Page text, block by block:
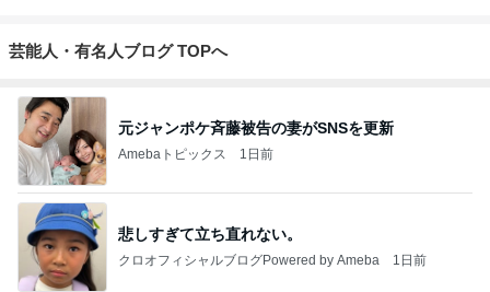
芸能人・有名人ブログ TOPへ
元ジャンポケ斉藤被告の妻がSNSを更新
Amebaトピックス 1日前
悲しすぎて立ち直れない。
クロオフィシャルブログPowered by Ameba 1日前